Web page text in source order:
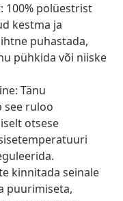
100% polüestrist
kestma ja
puhastada,
pühkida või niiske
Tänu
see ruloo
otsese
kinnitada seinale
puurimiseta,